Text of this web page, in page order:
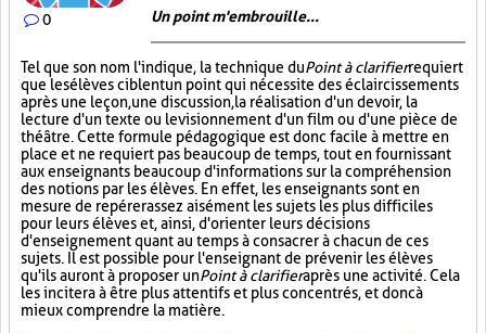
0 Un point m'embrouille...
Tel que son nom l'indique, la technique duPoint à clarifierrequiert
que les élèves ciblent un point qui nécessite des éclaircissements
après une leçon, une discussion, la réalisation d'un devoir, la
lecture d'un texte ou le visionnement d'un film ou d'une pièce de
théâtre. Cette formule pédagogique est donc facile à mettre en
place et ne requiert pas beaucoup de temps, tout en fournissant
aux enseignants beaucoup d'informations sur la compréhension
des notions par les élèves. En effet, les enseignants sont en
mesure de repérer assez aisément les sujets les plus difficiles
pour leurs élèves et, ainsi, d'orienter leurs décisions
d'enseignement quant au temps à consacrer à chacun de ces
sujets. Il est possible pour l'enseignant de prévenir les élèves
qu'ils auront à proposer unPoint à clarifieraprès une activité. Cela
les incitera à être plus attentifs et plus concentrés, et donc à
mieux comprendre la matière.